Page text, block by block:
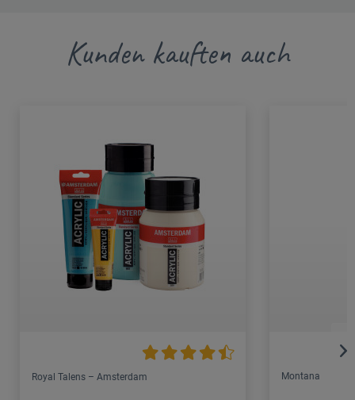
Kunden kauften auch
Royal Talens – Amsterdam Montana